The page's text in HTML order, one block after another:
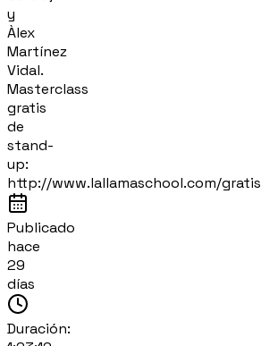
y
Àlex
Martínez
Vidal.
Masterclass
gratis
de
stand-
up:
http://www.lallamaschool.com/gratis
Publicado
hace
29
días
Duración: